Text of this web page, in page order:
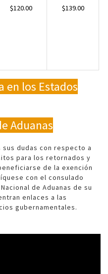
$120.00 $139.00
en los Estados
Aduanas
dudas con respecto a
para los retornados y
de la exención
con el consulado
de Aduanas de su
enlaces a las
gubernamentales.